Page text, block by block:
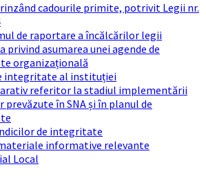
cadourile primite, potrivit Legii nr.
de raportare a încălcărilor legii
privind asumarea unei agende de
organizațională
integritate al instituției
referitor la stadiul implementării
prevăzute în SNA și în planul de
de integritate
informative relevante
Local